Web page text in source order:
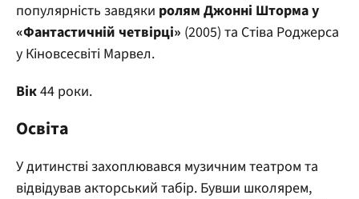
популярність завдяки ролям Джонні Шторма у
«Фантастичній четвірці» (2005) та Стіва Роджерса
у Кіновсесвіті Марвел.
Вік44 роки.
Освіта
У дитинстві захоплювався музичним театром та
відвідував акторський табір. Бувши школярем,